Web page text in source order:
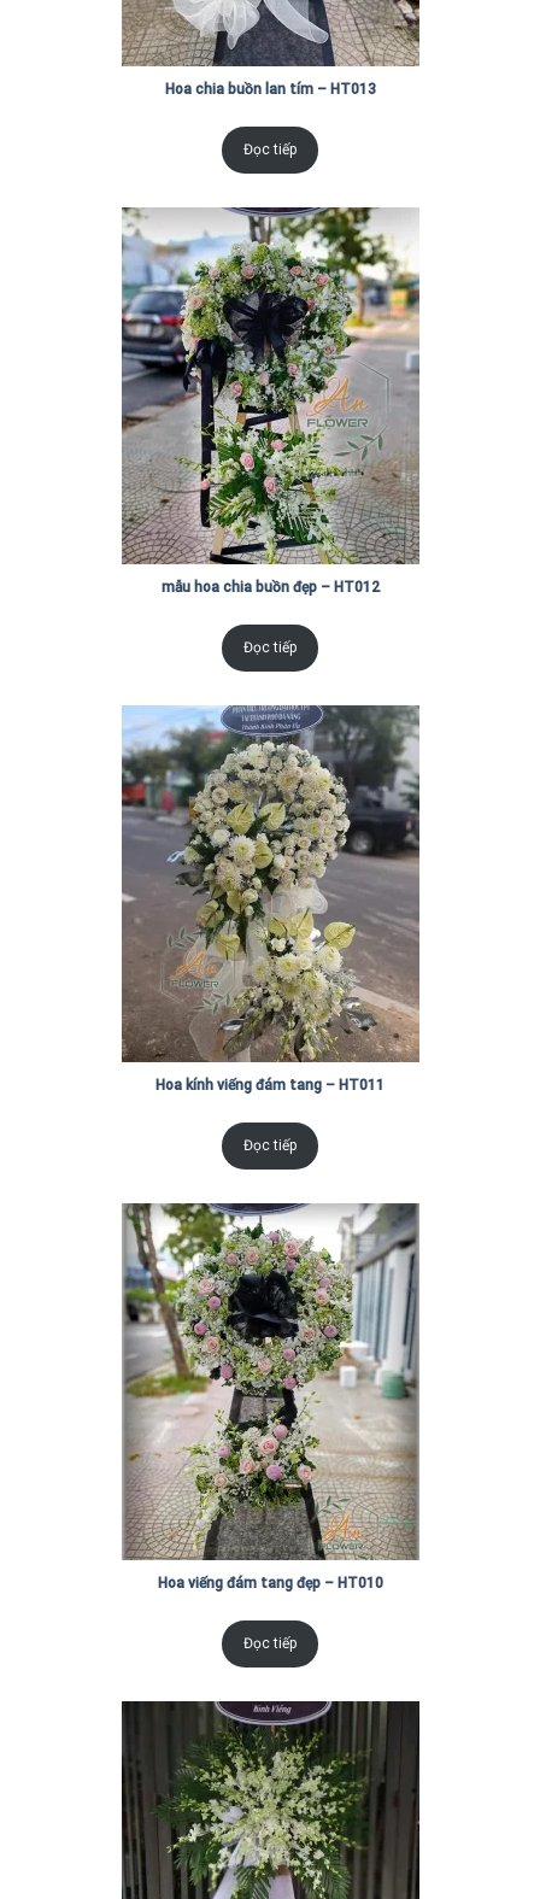
Hoa chia buồn lan tím – HT013
Đọc tiếp
mẫu hoa chia buồn đẹp – HT012
Đọc tiếp
Hoa kính viếng đám tang – HT011
Đọc tiếp
Hoa viếng đám tang đẹp – HT010
Đọc tiếp